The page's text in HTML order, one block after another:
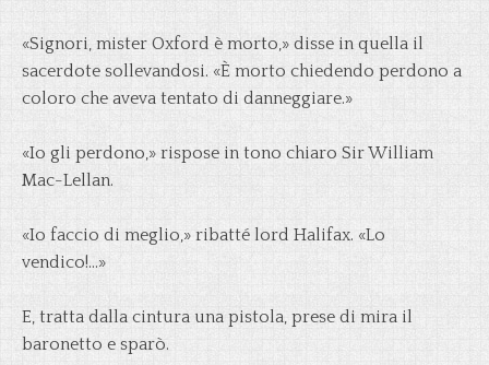
«Signori, mister Oxford è morto,» disse in quella il
sacerdote sollevandosi. «È morto chiedendo perdono a
coloro che aveva tentato di danneggiare.»
«Io gli perdono,» rispose in tono chiaro Sir William
Mac-Lellan.
«Io faccio di meglio,» ribatté lord Halifax. «Lo
vendico!…»
E, tratta dalla cintura una pistola, prese di mira il
baronetto e sparò.